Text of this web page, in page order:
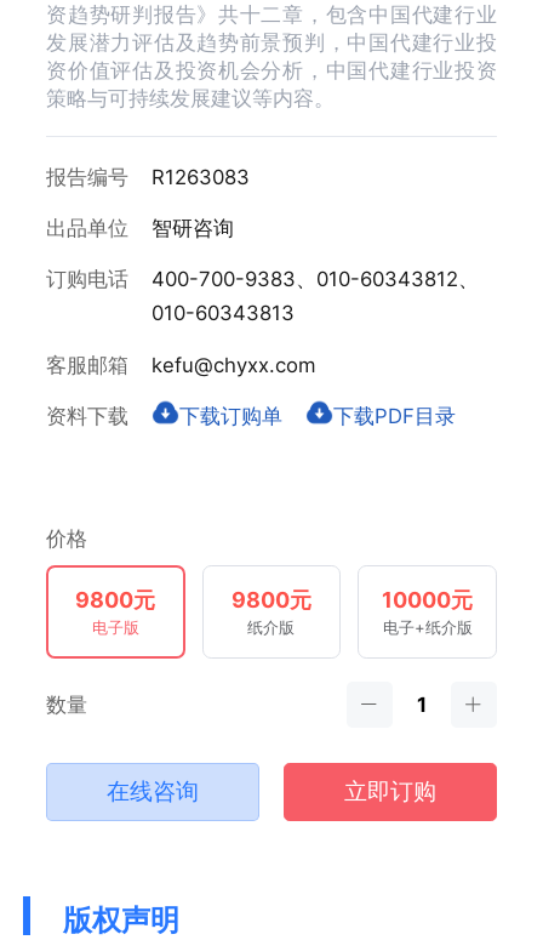
资趋势研判报告》共十二章，包含中国代建行业
发展潜力评估及趋势前景预判，中国代建行业投
资价值评估及投资机会分析，中国代建行业投资
策略与可持续发展建议等内容。
报告编号 R1263083
出品单位 智研咨询
订购电话
400-700-9383、010-60343812、
010-60343813
客服邮箱 kefu@chyxx.com
资料下载 下载订购单 下载PDF目录
价格
9800元
电子版
9800元
纸介版
10000元
电子+纸介版
数量
在线咨询 立即订购
版权声明